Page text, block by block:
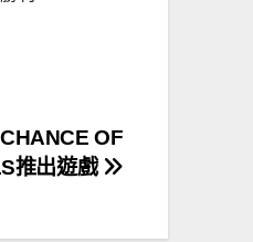
OF
推出遊戲